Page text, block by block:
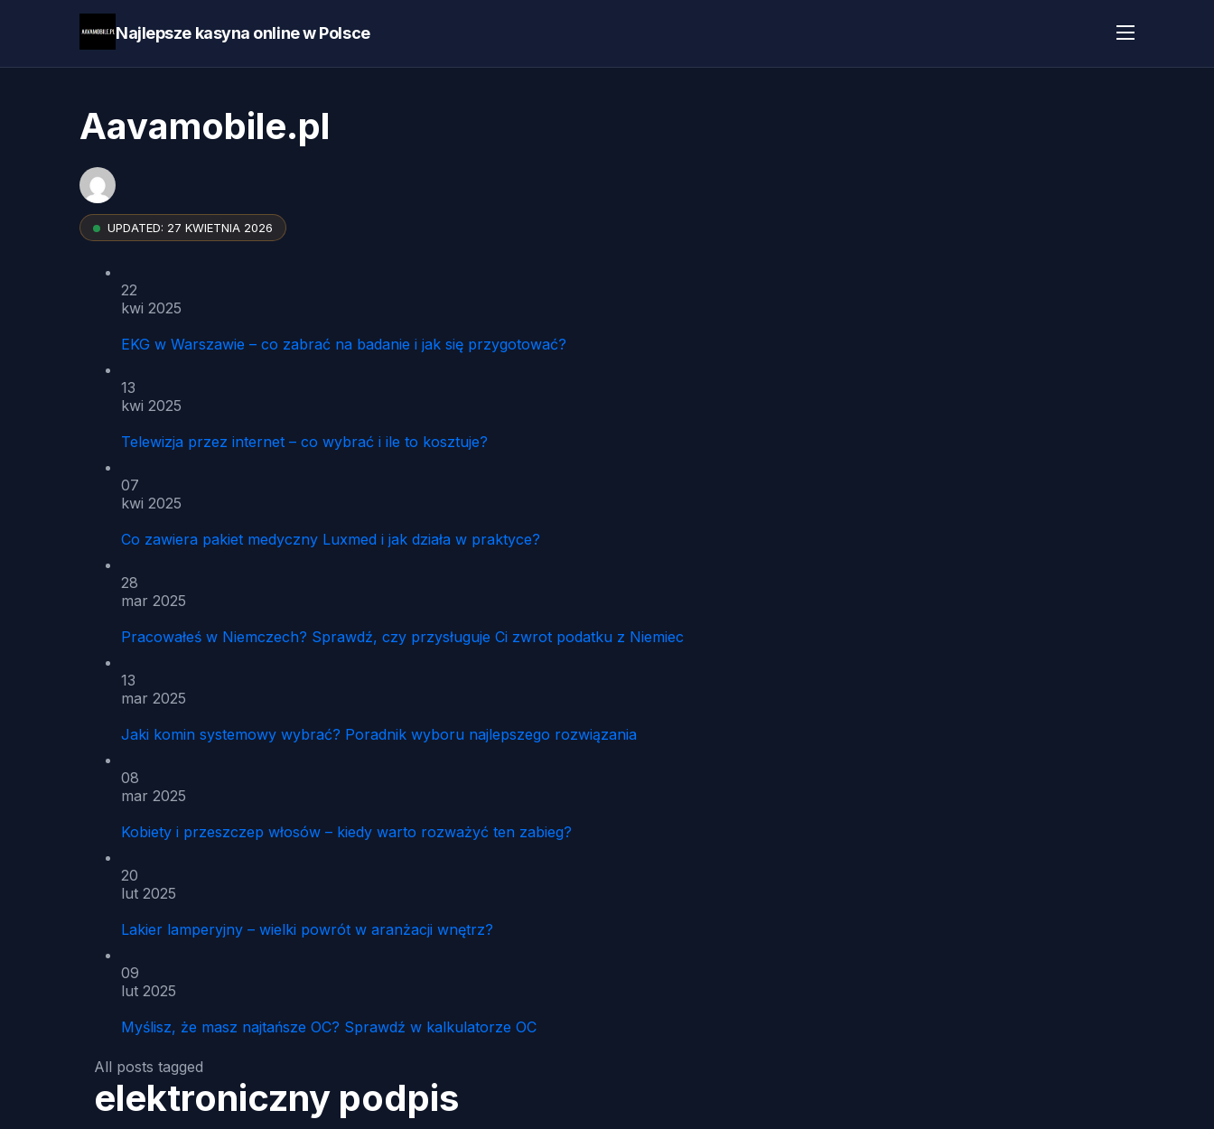
Najlepsze kasyna online w Polsce
Aavamobile.pl
UPDATED: 27 KWIETNIA 2026
22
kwi 2025
EKG w Warszawie – co zabrać na badanie i jak się przygotować?
13
kwi 2025
Telewizja przez internet – co wybrać i ile to kosztuje?
07
kwi 2025
Co zawiera pakiet medyczny Luxmed i jak działa w praktyce?
28
mar 2025
Pracowałeś w Niemczech? Sprawdź, czy przysługuje Ci zwrot podatku z Niemiec
13
mar 2025
Jaki komin systemowy wybrać? Poradnik wyboru najlepszego rozwiązania
08
mar 2025
Kobiety i przeszczep włosów – kiedy warto rozważyć ten zabieg?
20
lut 2025
Lakier lamperyjny – wielki powrót w aranżacji wnętrz?
09
lut 2025
Myślisz, że masz najtańsze OC? Sprawdź w kalkulatorze OC
All posts tagged
elektroniczny podpis